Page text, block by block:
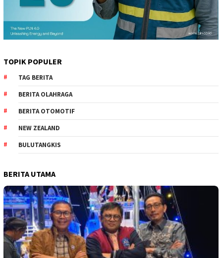
TOPIK POPULER
TAG BERITA
BERITA OLAHRAGA
BERITA OTOMOTIF
NEW ZEALAND
BULUTANGKIS
BERITA UTAMA